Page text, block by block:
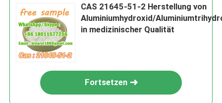
CAS 21645-51-2 Herstellung von
Aluminiumhydroxid/
in medizinischer Qualität
Fortsetzen